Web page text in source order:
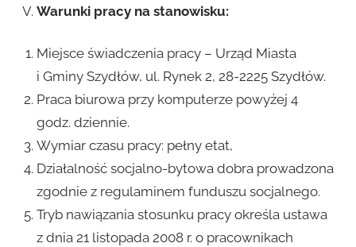
Warunki pracy na stanowisku:
Miejsce świadczenia pracy – Urząd Miasta
i Gminy Szydłów, ul. Rynek 2, 28-2225 Szydłów.
Praca biurowa przy komputerze powyżej 4
godz. dziennie.
Wymiar czasu pracy: pełny etat,
Działalność socjalno-bytowa dobra prowadzona
zgodnie z regulaminem funduszu socjalnego.
Tryb nawiązania stosunku pracy określa ustawa
z dnia 21 listopada 2008 r. o pracownikach